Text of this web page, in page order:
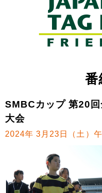
番
SMBCカップ 第20
大会
2024年 3月23日（土）